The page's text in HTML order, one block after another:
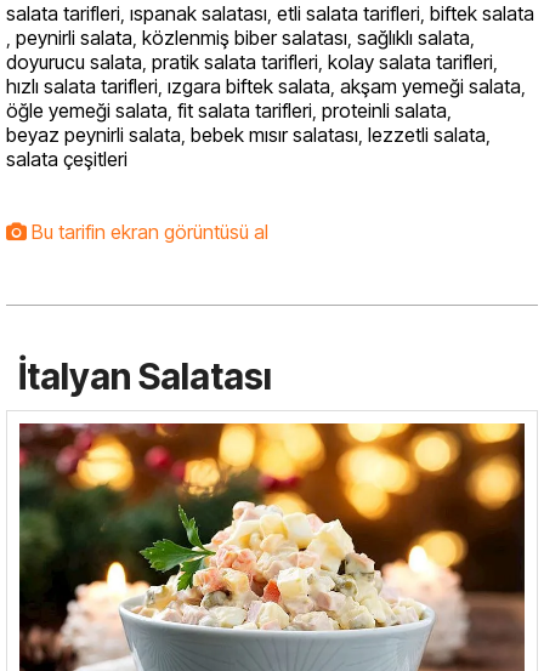
salata tarifleri, ıspanak salatası, etli salata tarifleri, biftek salata
, peynirli salata, közlenmiş biber salatası, sağlıklı salata,
doyurucu salata, pratik salata tarifleri, kolay salata tarifleri,
hızlı salata tarifleri, ızgara biftek salata, akşam yemeği salata,
öğle yemeği salata, fit salata tarifleri, proteinli salata,
beyaz peynirli salata, bebek mısır salatası, lezzetli salata,
salata çeşitleri
Bu tarifin ekran görüntüsü al
İtalyan Salatası